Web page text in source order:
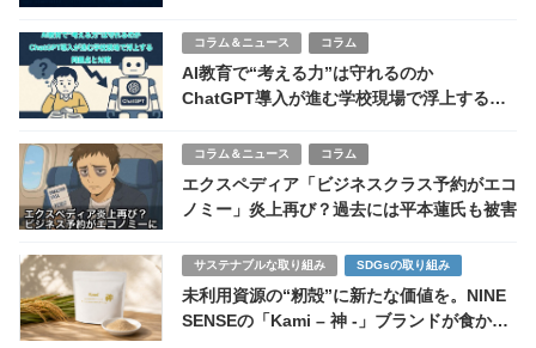
コラム＆ニュース コラム
AI教育で“考える力”は守れるのか
ChatGPT導入が進む学校現場で浮上する問
コラム＆ニュース コラム
エクスペディア「ビジネスクラス予約がエコ
ノミー」炎上再び？過去には平本蓮氏も被害
サステナブルな取り組み SDGsの取り組み
未利用資源の“籾殻”に新たな価値を。NINE
SENSEの「Kami – 神 -」ブランドが食から